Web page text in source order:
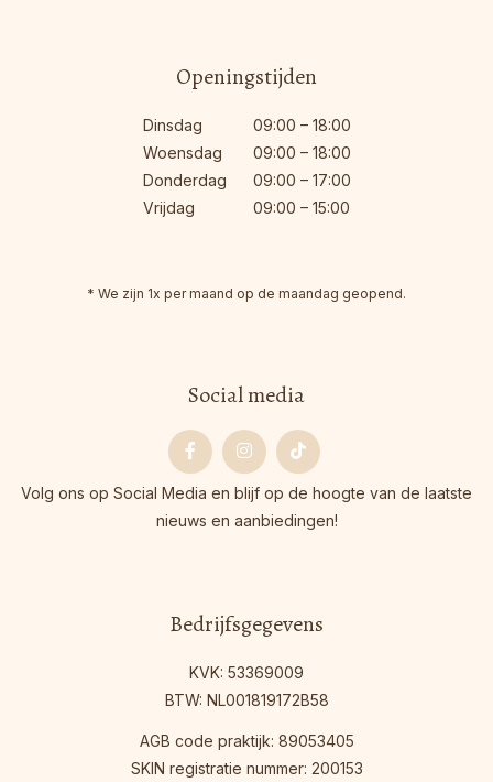
Openingstijden
Dinsdag
09:00 – 18:00
Woensdag
09:00 – 18:00
Donderdag
09:00 – 17:00
Vrijdag
09:00 – 15:00
* We zijn 1x per maand op de maandag geopend.
Social media
FacebookInstagramTiktok
Volg ons op Social Media en blijf op de hoogte van de laatste
nieuws en aanbiedingen!
Bedrijfsgegevens
KVK: 53369009
BTW: NL001819172B58
AGB code praktijk: 89053405
SKIN registratie nummer: 200153